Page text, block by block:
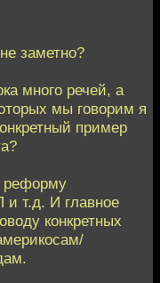
заметно?
много речей, а
мы говорим я
пример
реформу
и т.д. И главное
конкретных